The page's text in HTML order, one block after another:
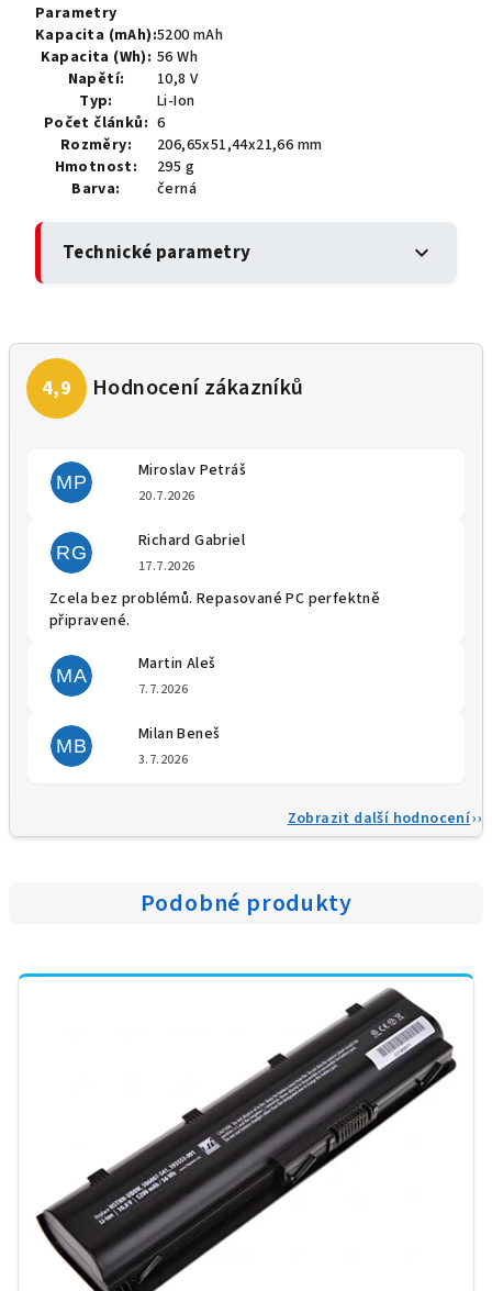
Parametry
Kapacita (mAh):5200 mAh
Kapacita (Wh): 56 Wh
Napětí:
10,8 V
Typ:
Li-Ion
Počet článků: 6
Rozměry:
206,65x51,44x21,66 mm
Hmotnost:
295 g
Barva:
černá
Technické parametry expand_more
MP
Miroslav Petráš
20.7.2026
RG
Richard Gabriel
17.7.2026
Zcela bez problémů. Repasované PC perfektně
připravené.
MA
Martin Aleš
7.7.2026
MB
Milan Beneš
3.7.2026
Zobrazit další hodnocení
Podobné produkty